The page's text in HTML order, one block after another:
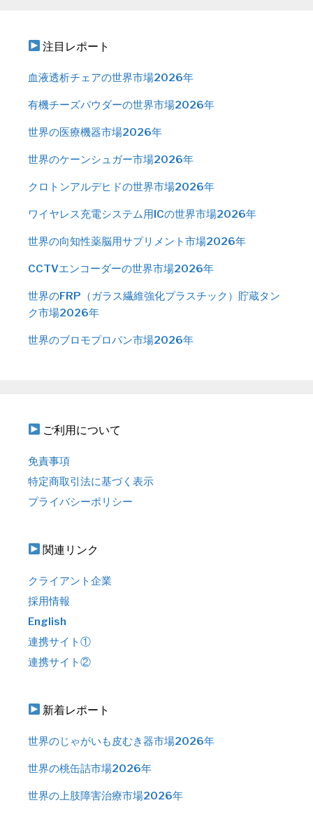
注目レポート
血液透析チェアの世界市場2026年
有機チーズパウダーの世界市場2026年
世界の医療機器市場2026年
世界のケーンシュガー市場2026年
クロトンアルデヒドの世界市場2026年
ワイヤレス充電システム用ICの世界市場2026年
世界の向知性薬脳用サプリメント市場2026年
CCTVエンコーダーの世界市場2026年
世界のFRP（ガラス繊維強化プラスチック）貯蔵タン
ク市場2026年
世界のブロモプロパン市場2026年
ご利用について
免責事項
特定商取引法に基づく表示
プライバシーポリシー
関連リンク
クライアント企業
採用情報
English
連携サイト①
連携サイト②
新着レポート
世界のじゃがいも皮むき器市場2026年
世界の桃缶詰市場2026年
世界の上肢障害治療市場2026年